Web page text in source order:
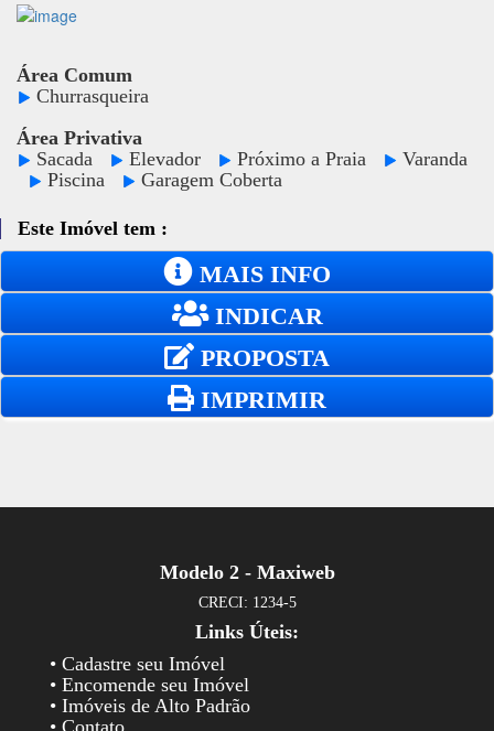
Área Comum
Churrasqueira
Área Privativa
Sacada
Elevador Próximo a Praia
Varanda
Piscina
Garagem Coberta
Este Imóvel tem :
MAIS INFO
INDICAR
PROPOSTA
IMPRIMIR
Modelo 2 - Maxiweb
CRECI: 1234-5
Links Úteis:
• Cadastre seu Imóvel
• Encomende seu Imóvel
• Imóveis de Alto Padrão
• Contato